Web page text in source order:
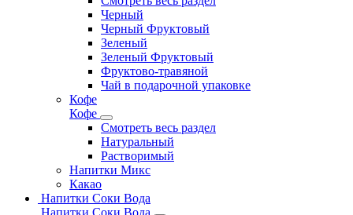
Черный
Черный Фруктовый
Зеленый
Зеленый Фруктовый
Фруктово-травяной
Чай в подарочной упаковке
Кофе
Кофе
Смотреть весь раздел
Натуральный
Растворимый
Напитки Микс
Какао
Напитки Соки Вода
Напитки Соки Вода